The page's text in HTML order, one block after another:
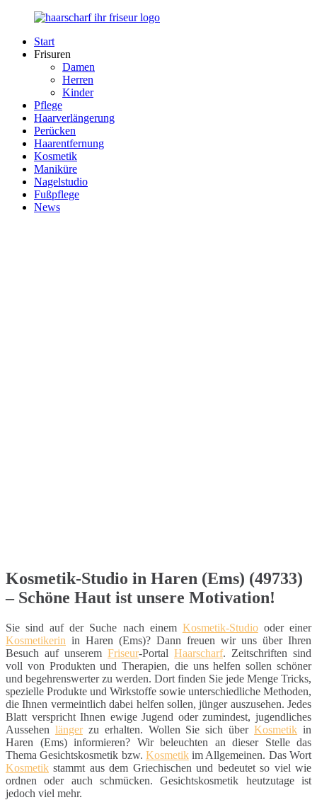
Zurück
Inhalt
Haarscharf
Händen
Start
Frisuren
Damen
Herren
Kinder
Pflege
Haarverlängerung
Perücken
Haarentfernung
Kosmetik
Maniküre
Nagelstudio
Fußpflege
News
Kosmetik-Studio in Haren (Ems) (49733)
– Schöne Haut ist unsere Motivation!
Sie sind auf der Suche nach einem Kosmetik-Studiooder einer
Kosmetikerin in Haren (Ems)? Dann freuen wir uns über Ihren
Besuch auf unserem Friseur-Portal Haarscharf. Zeitschriften sind
voll von Produkten und Therapien, die uns helfen sollen schöner
und begehrenswerter zu werden. Dort finden Sie jede Menge Tricks,
spezielle Produkte und Wirkstoffe sowie unterschiedliche Methoden,
die Ihnen vermeintlich dabei helfen sollen, jünger auszusehen. Jedes
Blatt verspricht Ihnen ewige Jugend oder zumindest, jugendliches
Aussehen längerzu erhalten. Wollen Sie sich überKosmetik in
Haren (Ems) informieren? Wir beleuchten an dieser Stelle das
Thema Gesichtskosmetik bzw. Kosmetikim Allgemeinen. Das Wort
Kosmetik stammt aus dem Griechischen und bedeutet so viel wie
ordnen oder auch schmücken. Gesichtskosmetik heutzutage ist
jedoch viel mehr.